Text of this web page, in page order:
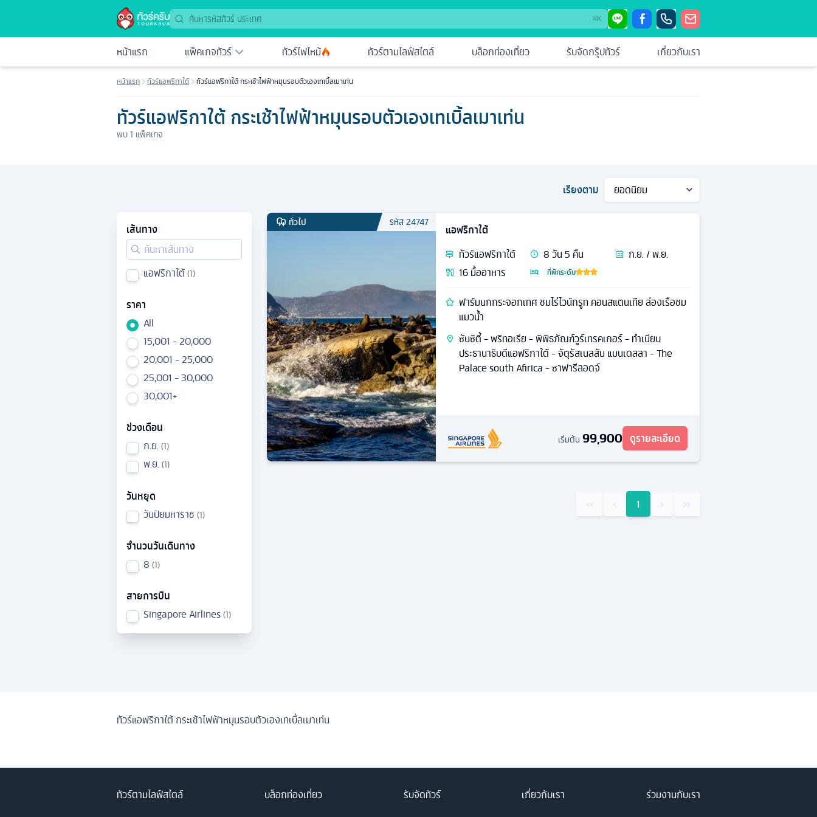
⌘K
หน้าแรก แพ็คเกจทัวร์ ทัวร์ไฟไหม้ ทัวร์ตามไลฟ์สไตล์ บล็อกท่องเที่ยว รับจัดกรุ๊ปทัวร์ เกี่ยวกับเรา
หน้าแรก ทัวร์แอฟริกาใต้ ทัวร์แอฟริกาใต้ กระเช้าไฟฟ้าหมุนรอบตัวเองเทเบิ้ลเมาเท่น
ทัวร์แอฟริกาใต้ กระเช้าไฟฟ้าหมุนรอบตัวเองเทเบิ้ลเมาเท่น
พบ1 แพ็คเกจ
เรียงตาม
เส้นทาง
แอฟริกาใต้ 1
ราคา
All
15,001 - 20,000
20,001 - 25,000
25,001 - 30,000
30,001+
ช่วงเดือน
ก.ย. 1
พ.ย. 1
วันหยุด
วันปิยมหาราช 1
จำนวนวันเดินทาง
8 1
สายการบิน
Singapore Airlines 1
ทั่วไป รหัส24747
แอฟริกาใต้
ทัวร์แอฟริกาใต้ 8วัน5 คืน
ก.ย. / พ.ย.
16มื้ออาหาร ที่พักระดับ
ฟาร์มนกกระจอกเทศ ชมไร่ไวน์กรูท คอนสแตนเทีย ล่องเรือชม
แมวน้ำ
ซันซิตี้ - พริทอเรีย - พิพิธภัณฑ์วูร์เทรคเกอร์ - ทำเนียบ
ประธานาธิบดีแอฟริกาใต้ - จัตุรัสเนลสัน แมนเดลลา - The
Palace south Afirica - ซาฟารีลอดจ์
เริ่มต้น 99,900 ดูรายละเอียด
‹‹ ‹ 1 › ››
ทัวร์แอฟริกาใต้ กระเช้าไฟฟ้าหมุนรอบตัวเองเทเบิ้ลเมาเท่น
ทัวร์ตามไลฟ์สไตล์ บล็อกท่องเที่ยว รับจัดทัวร์ เกี่ยวกับเรา ร่วมงานกับเรา